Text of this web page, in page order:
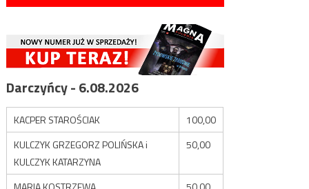
Darczyńcy - 6.08.2026
KACPER STAROŚCIAK
100,00
KULCZYK GRZEGORZ POLIŃSKA i
KULCZYK KATARZYNA
50,00